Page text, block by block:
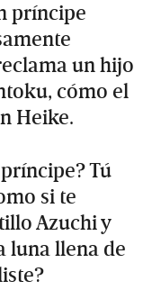
príncipe
un hijo
cómo el
Heike.
Tú
si te
Azuchi y
luna llena de